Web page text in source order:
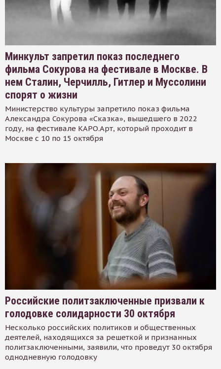
Минкульт запретил показ последнего
фильма Сокурова на фестивале в Москве. В
нем Сталин, Черчилль, Гитлер и Муссолини
спорят о жизни
Министерство культуры запретило показ фильма
Александра Сокурова «Сказка», вышедшего в 2022
году, на фестивале КАРО.Арт, который проходит в
Москве с 10 по 15 октября
Российские политзаключенные призвали к
голодовке солидарности 30 октября
Несколько российских политиков и общественных
деятелей, находящихся за решеткой и признанных
политзаключенными, заявили, что проведут 30 октября
однодневную голодовку